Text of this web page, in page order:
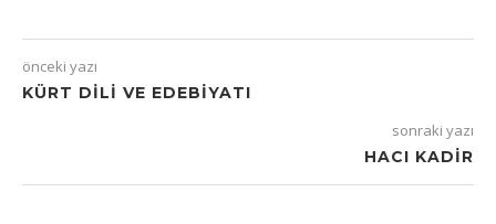
önceki yazı
KÜRT DILI VE EDEBIYATI
sonraki yazı
HACI KADIR